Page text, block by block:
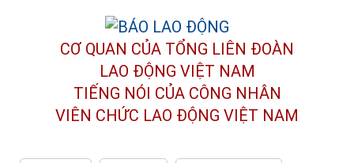
CƠ QUAN CỦA TỔNG LIÊN ĐOÀN
LAO ĐỘNG VIỆT NAM
TIẾNG NÓI CỦA CÔNG NHÂN
VIÊN CHỨC LAO ĐỘNG VIỆT NAM